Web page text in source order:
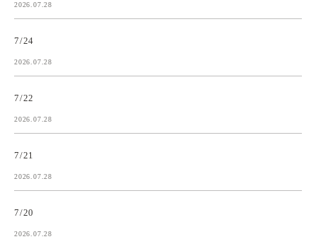
2026.07.28
7/24
2026.07.28
7/22
2026.07.28
7/21
2026.07.28
7/20
2026.07.28